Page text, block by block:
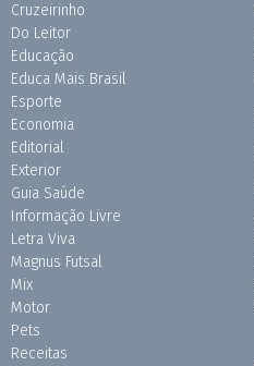
Cruzeirinho
Do Leitor
Educação
Educa Mais Brasil
Esporte
Economia
Editorial
Exterior
Guia Saúde
Informação Livre
Letra Viva
Magnus Futsal
Mix
Motor
Pets
Receitas